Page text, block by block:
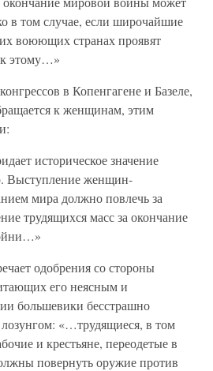
в том случае, если широчайшие
воюющих странах проявят
этому…»
в Копенгагене и Базеле,
к женщинам, этим
историческое значение
Выступление женщин-
мира должно повлечь за
трудящихся масс за окончание
одобрения со стороны
его неясным и
большевики бесстрашно
«…трудящиеся, в том
и крестьяне, переодетые в
повернуть оружие против